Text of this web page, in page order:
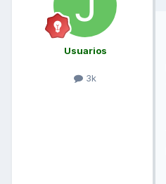
Usuarios
3k